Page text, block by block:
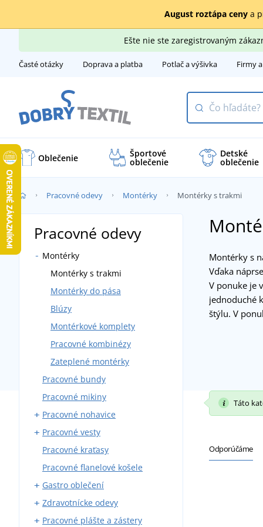
August roztápa cenya
Ešte nie ste zaregistrovaným
Časté otázky Doprava a platba Potlač a výšivka Firmy
Oblečenie Športové
oblečenie
Detské
oblečenie
Pracovné odevy Montérky Montérky s trakmi
Montérky s
Vďaka
V ponuke je
jednoduché
štýlu. V
Pracovné odevy
Montérky
Montérky s trakmi
Montérky do pása
Blúzy
Montérkové komplety
Pracovné kombinézy
Zateplené montérky
Pracovné bundy
Pracovné mikiny
Pracovné nohavice
Nohavice do pása
Nohavice s trakmi
Pracovné vesty
S vreckami
Zateplené
Pracovné kraťasy
Pracovné flanelové košele
Gastro oblečení
Pracovné nohavice
Zástery
Zdravotnícke odevy
Zdravotnícke blúzy a košele
Pracovné plášte a zástery
Táto
Odporúčáme